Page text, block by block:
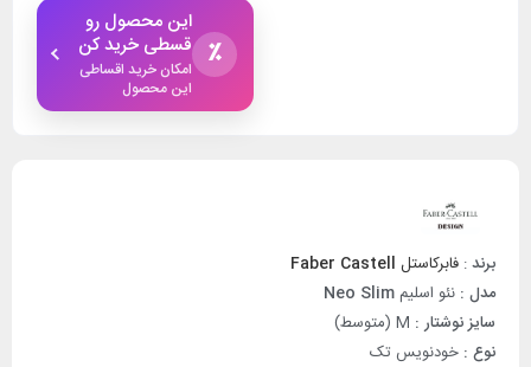
٪
این محصول رو
قسطی خرید کن
امکان خرید اقساطی
این محصول
برند: فابرکاستل Faber Castell
مدل : نئو اسلیم
سایز نوشتار : M (متوسط)
نوع : خودنویس تک